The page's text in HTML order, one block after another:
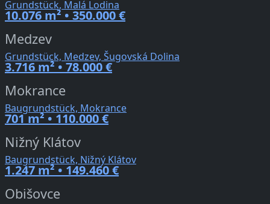
Grundstück, Malá Lodina
10.076 m² • 350.000 €
Medzev
Grundstück, Medzev, Šugovská Dolina
3.716 m² • 78.000 €
Mokrance
Baugrundstück, Mokrance
701 m² • 110.000 €
Nižný Klátov
Baugrundstück, Nižný Klátov
1.247 m² • 149.460 €
Obišovce